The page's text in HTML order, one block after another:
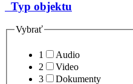
Typ objektu
Vybrať
1
Audio
2
Video
3
Dokumenty